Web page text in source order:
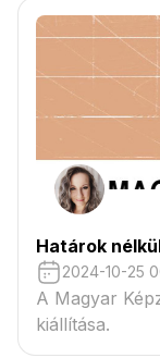
Határok
2024-10-25
A Magyar
kiállítása.